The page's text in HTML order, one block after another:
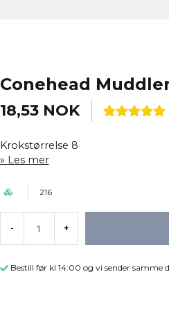
Conehead
18,53 NOK
Krokstørrelse 8
Les mer
216
- +
Bestill før kl 14:00 og vi sender samme